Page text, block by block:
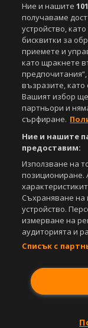
Ние и нашите
получаваме
устройство,
бисквитки за
приемете и
като щракнете
възразите, като
Вашият избор
партньори и
сърфиране.
Ние и нашите
предоставим:
Използване на
позициониране.
Съхраняване на
устройство.
измерване на
аудиторията и
Списък с